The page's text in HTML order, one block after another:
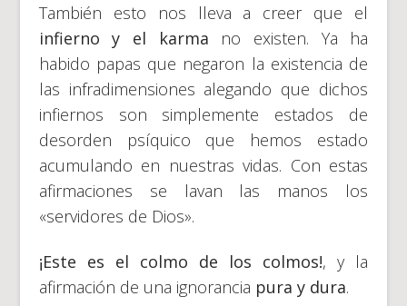
También esto nos lleva a creer que el
infierno y el karma no existen. Ya ha
habido papas que negaron la existencia de
las infradimensiones alegando que dichos
infiernos son simplemente estados de
desorden psíquico que hemos estado
acumulando en nuestras vidas. Con estas
afirmaciones se lavan las manos los
«servidores de Dios».
¡Este es el colmo de los colmos!, y la
afirmación de una ignorancia pura y dura.